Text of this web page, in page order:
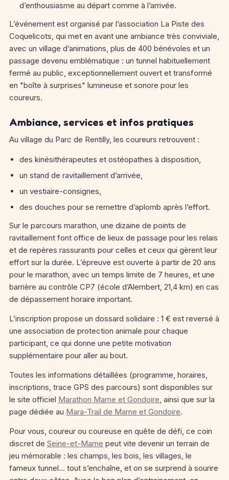
d’enthousiasme au départ comme à l’arrivée.
L’événement est organisé par l’association La Piste des
Coquelicots, qui met en avant une ambiance très conviviale,
avec un village d’animations, plus de 400 bénévoles et un
passage devenu emblématique : un tunnel habituellement
fermé au public, exceptionnellement ouvert et transformé
en "boîte à surprises" lumineuse et sonore pour les
coureurs.
Ambiance, services et infos pratiques
Au village du Parc de Rentilly, les coureurs retrouvent :
des kinésithérapeutes et ostéopathes à disposition,
un stand de ravitaillement d’arrivée,
un vestiaire-consignes,
des douches pour se remettre d’aplomb après l’effort.
Sur le parcours marathon, une dizaine de points de
ravitaillement font office de lieux de passage pour les relais
et de repères rassurants pour celles et ceux qui gèrent leur
effort sur la durée. L’épreuve est ouverte à partir de 20 ans
pour le marathon, avec un temps limite de 7 heures, et une
barrière au contrôle CP7 (école d’Alembert, 21,4 km) en cas
de dépassement horaire important.
L’inscription propose un dossard solidaire : 1 € est reversé à
une association de protection animale pour chaque
participant, ce qui donne une petite motivation
supplémentaire pour aller au bout.
Toutes les informations détaillées (programme, horaires,
inscriptions, trace GPS des parcours) sont disponibles sur
le site officiel Marathon Marne et Gondoire, ainsi que sur la
page dédiée au Mara-Trail de Marne et Gondoire.
Pour vous, coureur ou coureuse en quête de défi, ce coin
discret de Seine-et-Marne peut vite devenir un terrain de
jeu mémorable : les champs, les bois, les villages, le
fameux tunnel… tout s’enchaîne, et on se surprend à sourire